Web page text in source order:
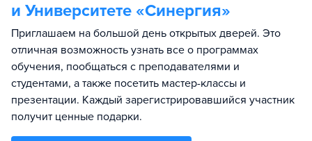
и Университете «Синергия»
Приглашаем на большой день открытых дверей. Это
отличная возможность узнать все о программах
обучения, пообщаться с преподавателями и
студентами, а также посетить мастер-классы и
презентации. Каждый зарегистрировавшийся участник
получит ценные подарки.